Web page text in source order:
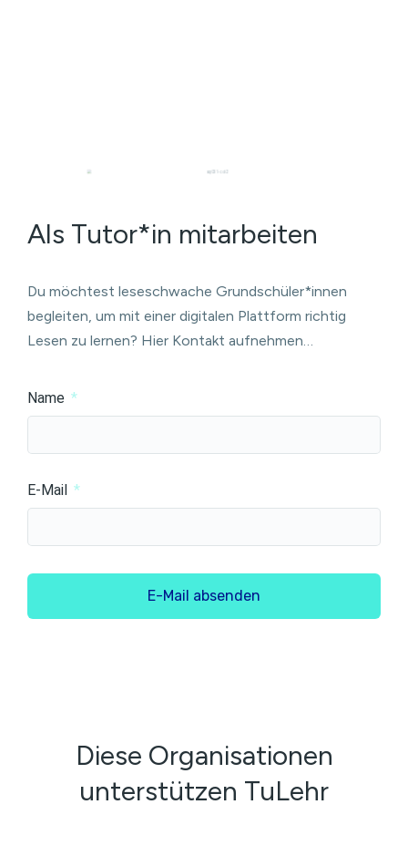
Als Tutor*in mitarbeiten
Du möchtest leseschwache Grundschüler*innen
begleiten, um mit einer digitalen Plattform richtig
Lesen zu lernen? Hier Kontakt aufnehmen…
Name
E-Mail
E-Mail absenden
Diese Organisationen
unterstützen TuLehr